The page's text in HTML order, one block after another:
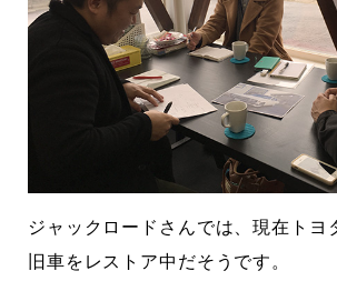
ジャックロードさんでは、現在トヨ
旧車をレストア中だそうです。